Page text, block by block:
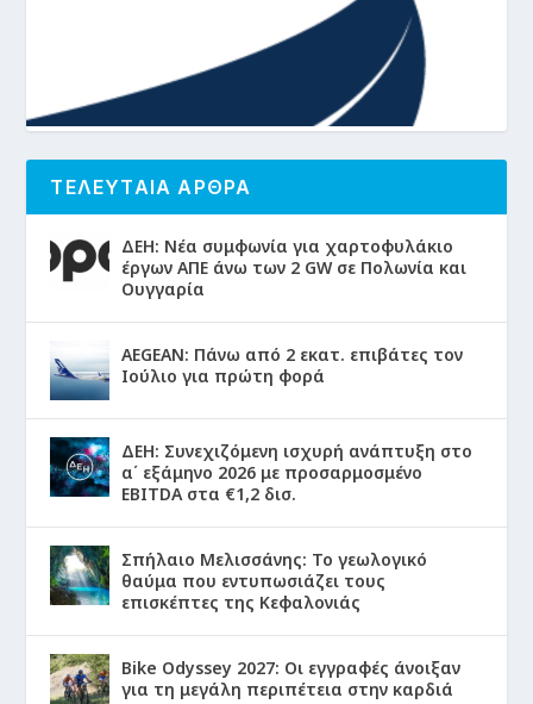
ΤΕΛΕΥΤΑΙΑ ΑΡΘΡΑ
ΔΕΗ: Νέα συμφωνία για χαρτοφυλάκιο
έργων ΑΠΕ άνω των 2 GW σε Πολωνία και
Ουγγαρία
AEGEAN: Πάνω από 2 εκατ. επιβάτες τον
Ιούλιο για πρώτη φορά
ΔΕΗ: Συνεχιζόμενη ισχυρή ανάπτυξη στο
α΄ εξάμηνο 2026 με προσαρμοσμένο
EBITDA στα €1,2 δισ.
Σπήλαιο Μελισσάνης: Το γεωλογικό
θαύμα που εντυπωσιάζει τους
επισκέπτες της Κεφαλονιάς
Bike Odyssey 2027: Οι εγγραφές άνοιξαν
για τη μεγάλη περιπέτεια στην καρδιά